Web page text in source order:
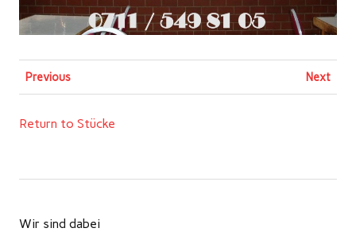
Previous Next
Return to Stücke
Wir sind dabei